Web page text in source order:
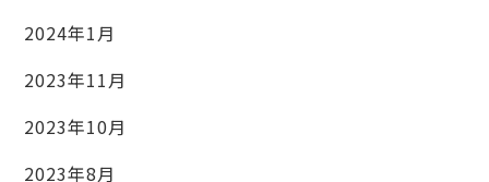
2024年1月
2023年11月
2023年10月
2023年8月